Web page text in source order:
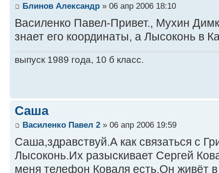
Блинов Александр » 06 апр 2006 18:10
Василенко Павел-Привет., Мухин
знает его координаты, а Лысоконь в
выпуск 1989 года, 10 б класс.
Саша
Василенко Павел 2 » 06 апр 2006 19:59
Саша,здравствуй.А как связаться с
Лысоконь.Их разыскивает Сергей
меня телефон Коваля есть.Он живёт